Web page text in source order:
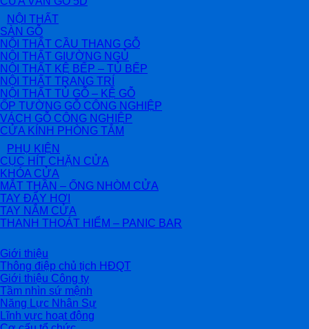
NỘI THẤT
SÀN GỖ
NỘI THẤT CẦU THANG GỖ
NỘI THẤT GIƯỜNG NGỦ
NỘI THẤT KỆ BẾP – TỦ BẾP
NỘI THẤT TRANG TRÍ
NỘI THẤT TỦ GỖ – KỆ GỖ
ỐP TƯỜNG GỖ CÔNG NGHIỆP
VÁCH GỖ CÔNG NGHIỆP
CỬA KÍNH PHÒNG TẮM
PHỤ KIỆN
CỤC HÍT CHẶN CỬA
KHÓA CỬA
MẮT THẦN – ỐNG NHÒM CỬA
TAY ĐẨY HƠI
TAY NẮM CỬA
THANH THOÁT HIỂM – PANIC BAR
Giới thiệu
Thông điệp chủ tịch HĐQT
Giới thiệu Công ty
Tầm nhìn sứ mệnh
Năng Lực Nhân Sự
Lĩnh vực hoạt động